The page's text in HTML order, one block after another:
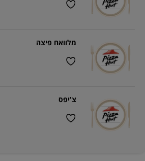
מלוואח פיצה
צ'יפס